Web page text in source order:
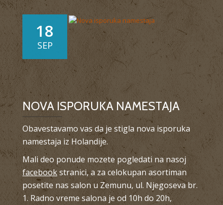
18
SEP
NOVA ISPORUKA NAMESTAJA
Obavestavamo vas da je stigla nova isporuka
namestaja iz Holandije.
Mali deo ponude mozete pogledati na nasoj
facebookstranici, a za celokupan asortiman
posetite nas salon u Zemunu, ul. Njegoseva br.
1. Radno vreme salona je od 10h do 20h,